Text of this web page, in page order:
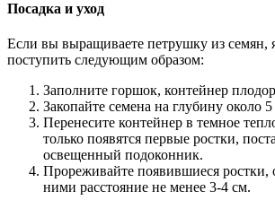
Посадка и уход
Если вы выращиваете петрушку из семян,
поступить следующим образом:
Заполните горшок, контейнер
Закопайте семена на глубину около
Перенесите контейнер в темное
только появятся первые ростки,
освещенный подоконник.
Прореживайте появившиеся ростки,
ними расстояние не менее 3-4 см.